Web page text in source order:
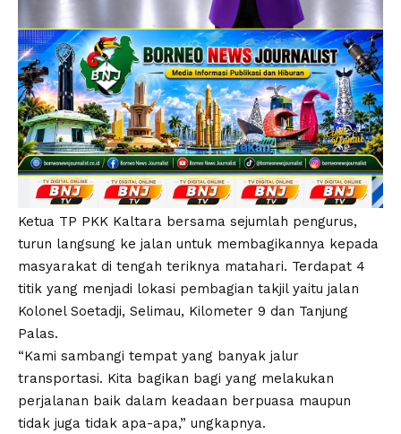
Ketua TP PKK Kaltara bersama sejumlah pengurus,
turun langsung ke jalan untuk membagikannya kepada
masyarakat di tengah teriknya matahari. Terdapat 4
titik yang menjadi lokasi pembagian takjil yaitu jalan
Kolonel Soetadji, Selimau, Kilometer 9 dan Tanjung
Palas.
“Kami sambangi tempat yang banyak jalur
transportasi. Kita bagikan bagi yang melakukan
perjalanan baik dalam keadaan berpuasa maupun
tidak juga tidak apa-apa,” ungkapnya.